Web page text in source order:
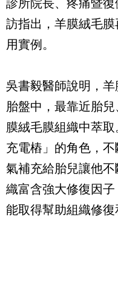
診所院長、疼痛暨
訪指出，羊膜絨毛
用實例。
吳書毅醫師說明，
胎盤中，最靠近胎
膜絨毛膜組織中萃
充電樁」的角色，
氣補充給胎兒讓他
織富含強大修復因
能取得幫助組織修復